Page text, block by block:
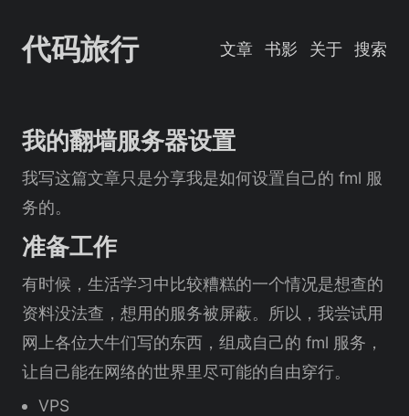
代码旅行 文章 书影 关于 搜索
我的翻墙服务器设置
我写这篇文章只是分享我是如何设置自己的 fml 服
务的。
准备工作
有时候，生活学习中比较糟糕的一个情况是想查的
资料没法查，想用的服务被屏蔽。所以，我尝试用
网上各位大牛们写的东西，组成自己的 fml 服务，
让自己能在网络的世界里尽可能的自由穿行。
VPS